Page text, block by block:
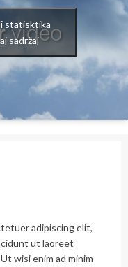
statisktika
sadržaj
adipiscing elit,
ut laoreet
wisi enim ad minim